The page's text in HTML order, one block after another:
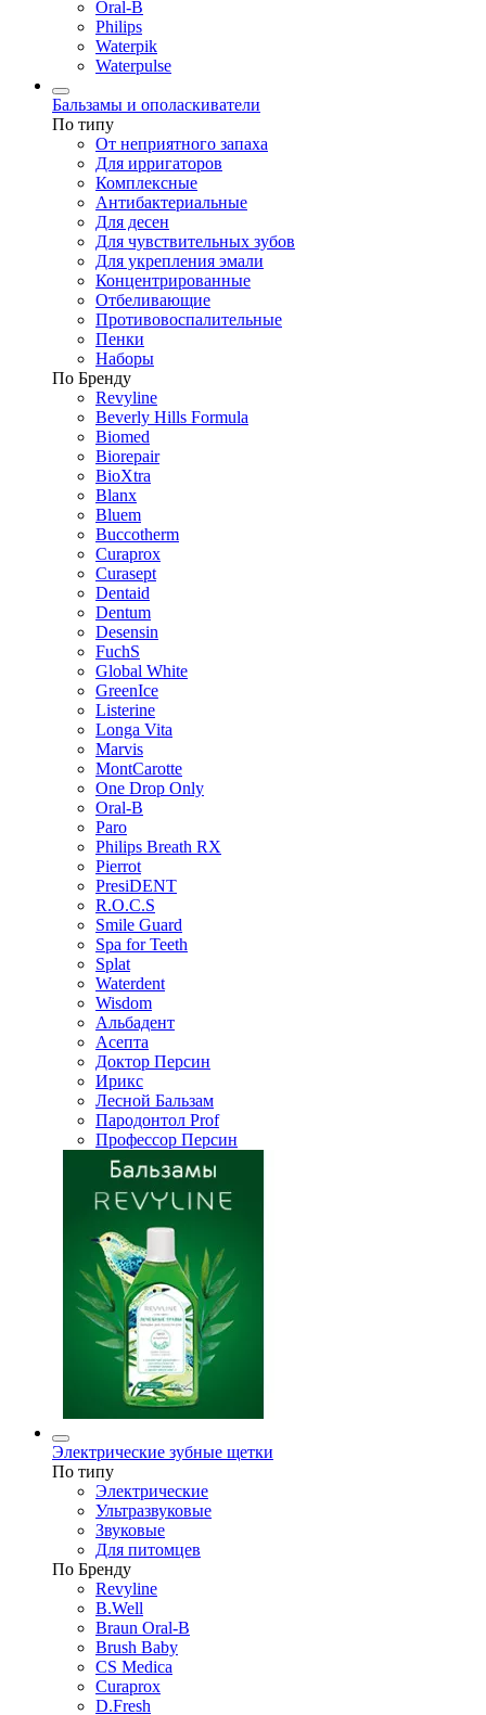
Oral-B
Philips
Waterpik
Waterpulse
Бальзамы и ополаскиватели
По типу
От неприятного запаха
Для ирригаторов
Комплексные
Антибактериальные
Для десен
Для чувствительных зубов
Для укрепления эмали
Концентрированные
Отбеливающие
Противовоспалительные
Пенки
Наборы
По Бренду
Revyline
Beverly Hills Formula
Biomed
Biorepair
BioXtra
Blanx
Bluem
Buccotherm
Curaprox
Curasept
Dentaid
Dentum
Desensin
FuchS
Global White
GreenIce
Listerine
Longa Vita
Marvis
MontCarotte
One Drop Only
Oral-B
Paro
Philips Breath RX
Pierrot
PresiDENT
R.O.C.S
Smile Guard
Spa for Teeth
Splat
Waterdent
Wisdom
Альбадент
Асепта
Доктор Персин
Ирикс
Лесной Бальзам
Пародонтол Prof
Профессор Персин
Электрические зубные щетки
По типу
Электрические
Ультразвуковые
Звуковые
Для питомцев
По Бренду
Revyline
B.Well
Braun Oral-B
Brush Baby
CS Medica
Curaprox
D.Fresh